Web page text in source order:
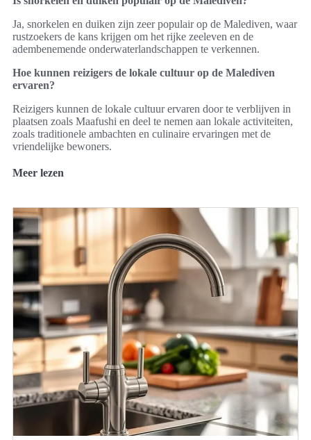
Ja, snorkelen en duiken zijn zeer populair op de Malediven, waar
rustzoekers de kans krijgen om het rijke zeeleven en de
adembenemende onderwaterlandschappen te verkennen.
Hoe kunnen reizigers de lokale cultuur op de Malediven
ervaren?
Reizigers kunnen de lokale cultuur ervaren door te verblijven in
plaatsen zoals Maafushi en deel te nemen aan lokale activiteiten,
zoals traditionele ambachten en culinaire ervaringen met de
vriendelijke bewoners.
Meer lezen